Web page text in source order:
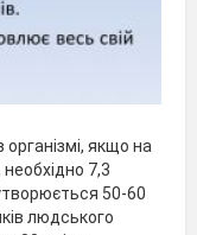
якщо на
7,3
50-60
людського